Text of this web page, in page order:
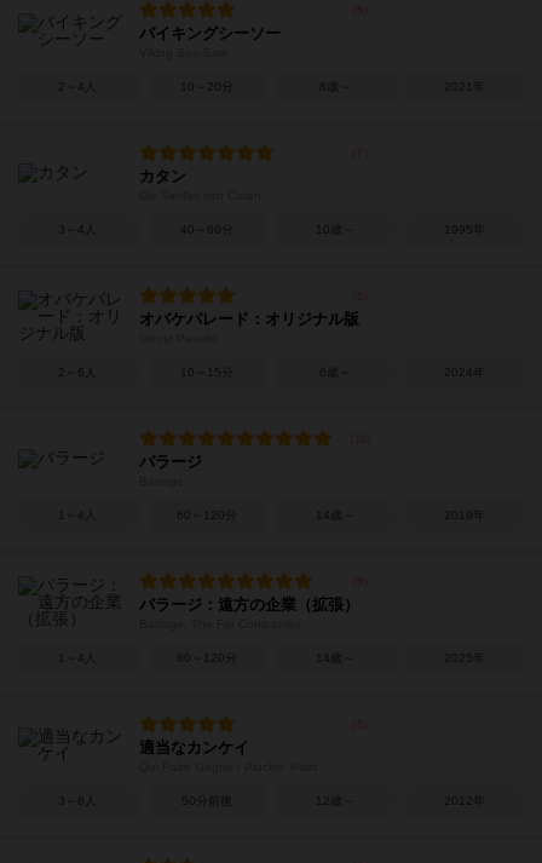
バイキングシーソー
2～4人 10～20分 8歳～ 2021年
カタン
3～4人 40～60分 10歳～ 1995年
オバケパレード：オリジナル版
2～6人 10～15分 6歳～ 2024年
バラージ
1～4人 60～120分 14歳～ 2019年
バラージ：遠方の企業（拡張）
1～4人 60～120分 14歳～ 2025年
適当なカンケイ
3～8人 50分前後 12歳～ 2012年